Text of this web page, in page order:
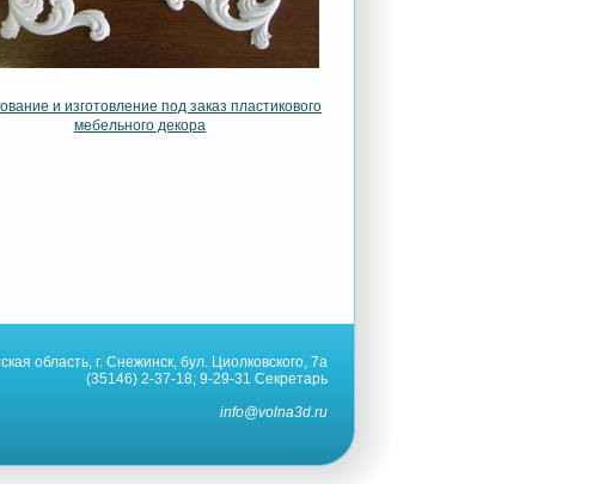
и изготовление под заказ пластикового
мебельного декора
область, г. Снежинск, бул. Циолковского, 7а
(35146) 2-37-18; 9-29-31 Секретарь
info@volna3d.ru